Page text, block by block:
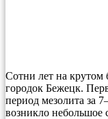
Сотни лет на крутом
городок Бежецк.
период мезолита за
возникло небольшое